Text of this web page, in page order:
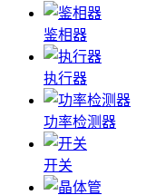
鉴相器
执行器
功率检测器
开关